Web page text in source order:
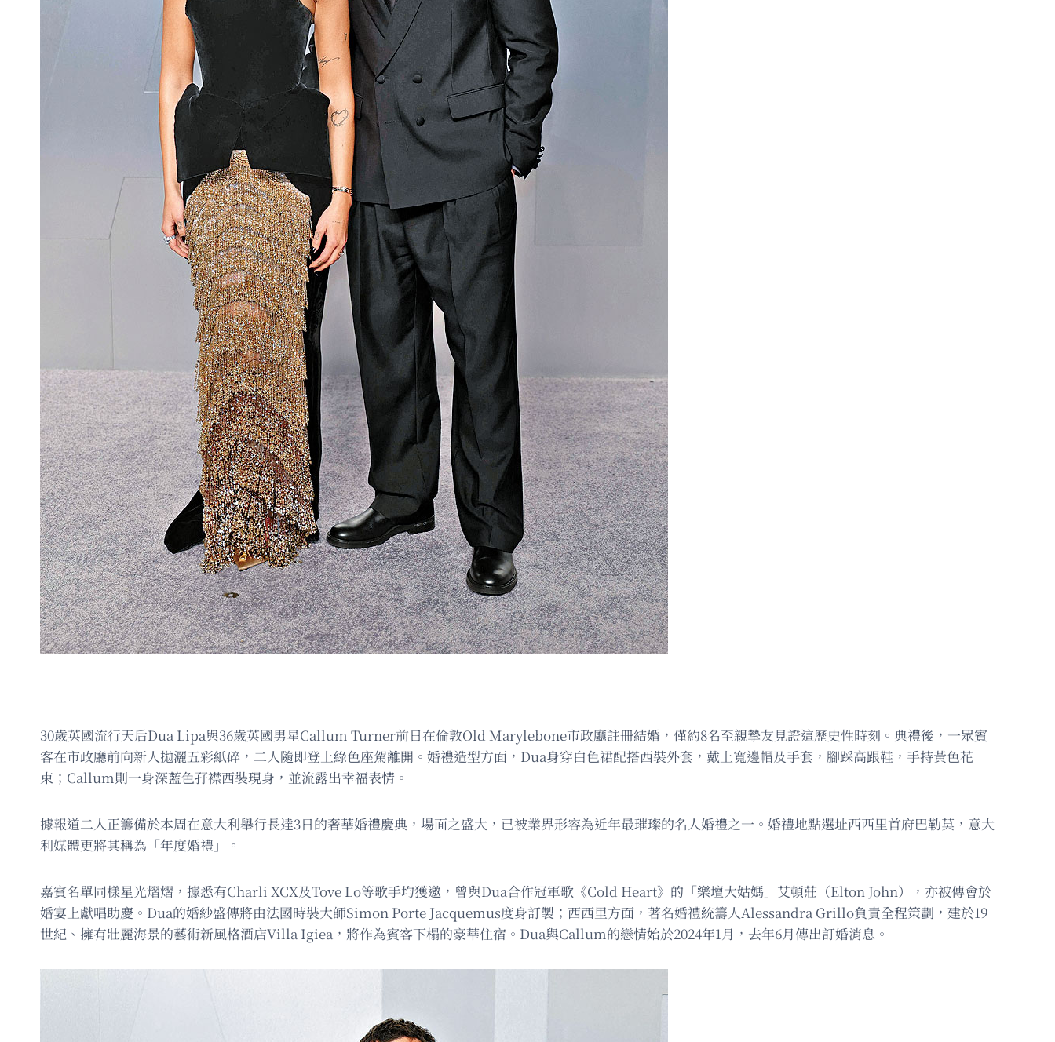
30歲英國流行天后Dua Lipa與36歲英國男星Callum Turner前日在倫敦Old Marylebone市政廳註冊結婚，僅約8名至親摯友見證這歷史性時刻。典禮後，一眾賓
客在市政廳前向新人拋灑五彩紙碎，二人隨即登上綠色座駕離開。婚禮造型方面，Dua身穿白色裙配搭西裝外套，戴上寬邊帽及手套，腳踩高跟鞋，手持黃色花
束；Callum則一身深藍色孖襟西裝現身，並流露出幸福表情。
據報道二人正籌備於本周在意大利舉行長達3日的奢華婚禮慶典，場面之盛大，已被業界形容為近年最璀璨的名人婚禮之一。婚禮地點選址西西里首府巴勒莫，意大
利媒體更將其稱為「年度婚禮」。
嘉賓名單同樣星光熠熠，據悉有Charli XCX及Tove Lo等歌手均獲邀，曾與Dua合作冠軍歌《Cold Heart》的「樂壇大姑媽」艾頓莊（Elton John），亦被傳會於
婚宴上獻唱助慶。Dua的婚紗盛傳將由法國時裝大師Simon Porte Jacquemus度身訂製；西西里方面，著名婚禮統籌人Alessandra Grillo負責全程策劃，建於19
世紀、擁有壯麗海景的藝術新風格酒店Villa Igiea，將作為賓客下榻的豪華住宿。Dua與Callum的戀情始於2024年1月，去年6月傳出訂婚消息。